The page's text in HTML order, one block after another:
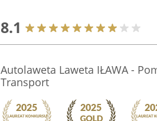
8.1
Autolaweta Laweta IŁAWA -
Transport